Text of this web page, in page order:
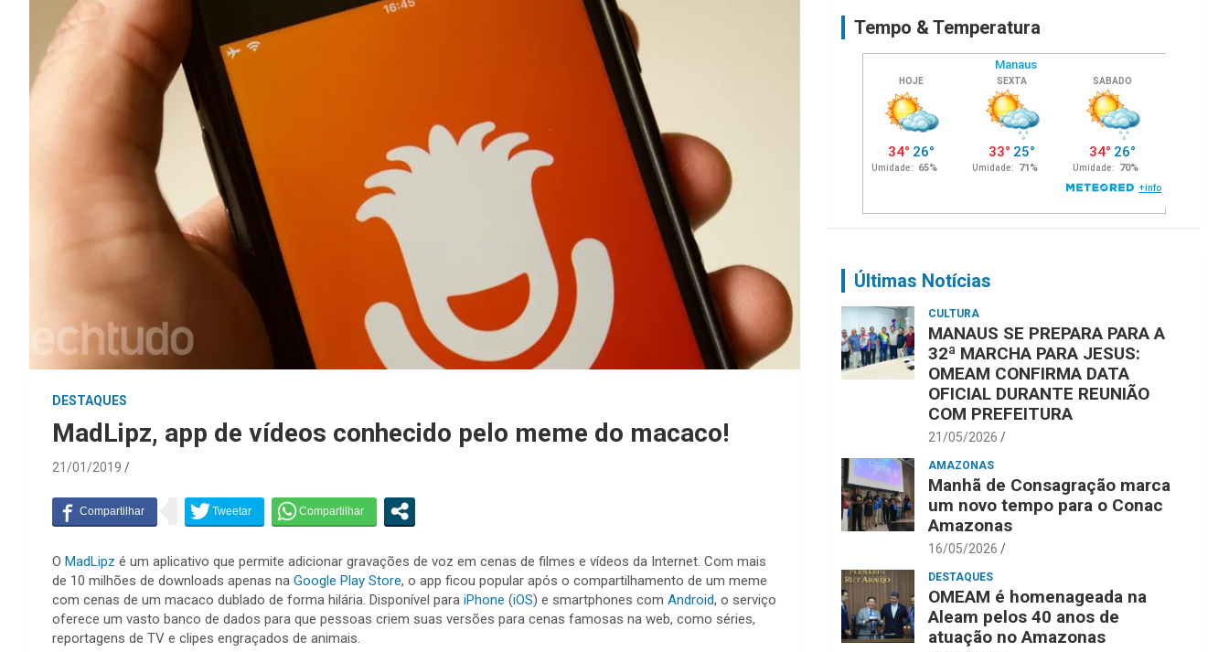
DESTAQUES
MadLipz, app de vídeos conhecido pelo meme do macaco!
21/01/2019
O MadLipz é um aplicativo que permite adicionar gravações de voz em cenas de filmes e vídeos da Internet. Com mais
de 10 milhões de downloads apenas na Google Play Store, o app ficou popular após o compartilhamento de um meme
com cenas de um macaco dublado de forma hilária. Disponível para iPhone (iOS) e smartphones com Android, o serviço
oferece um vasto banco de dados para que pessoas criem suas versões para cenas famosas na web, como séries,
reportagens de TV e clipes engraçados de animais.
Tempo & Temperatura
Últimas Notícias
CULTURA
MANAUS SE PREPARA PARA A
32ª MARCHA PARA JESUS:
OMEAM CONFIRMA DATA
OFICIAL DURANTE REUNIÃO
COM PREFEITURA
21/05/2026
AMAZONAS
Manhã de Consagração marca
um novo tempo para o Conac
Amazonas
16/05/2026
DESTAQUES
OMEAM é homenageada na
Aleam pelos 40 anos de
atuação no Amazonas